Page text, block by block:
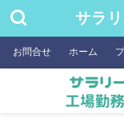
サラ
お問合せ ホーム